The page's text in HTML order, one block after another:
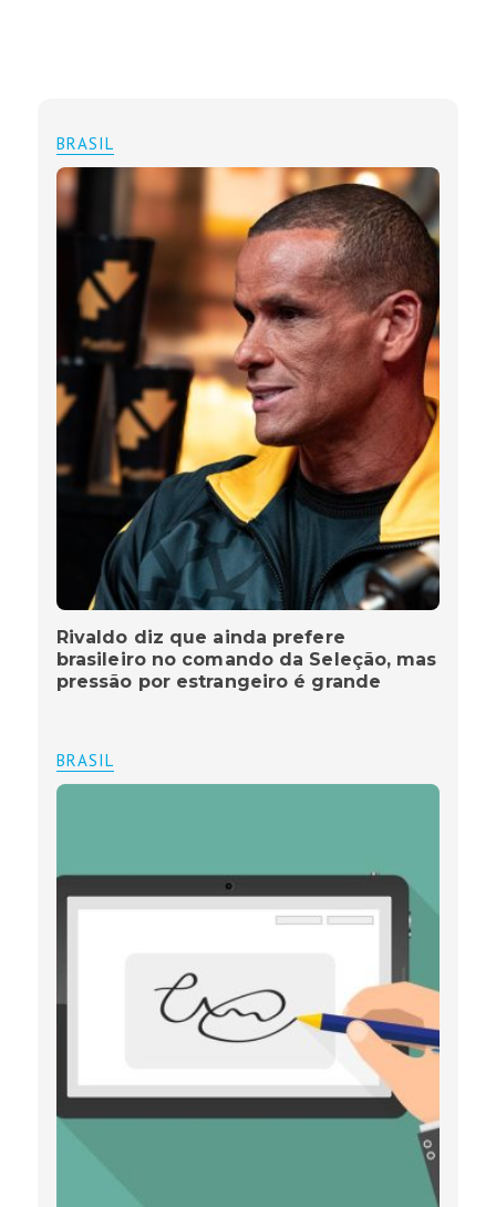
BRASIL
Rivaldo diz que ainda prefere
brasileiro no comando da Seleção, mas
pressão por estrangeiro é grande
BRASIL